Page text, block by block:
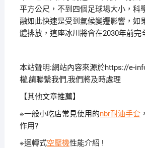
平方公尺，不到四個足球場大小，科
融如此快速是受到氣候變遷影響，如
體排放，這座冰川將會在2030年前完
本站聲明:網站內容來源於https://e-
權,請聯繫我們,我們將及時處理
【其他文章推薦】
※一般小吃店常見使用的nbr耐油手套
作用?
※迴轉式空壓機性能介紹 !